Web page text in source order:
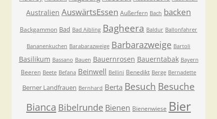
Australien AuswärtsEssen Außerfern Bach backen
Backgammon Bad Bad Aibling Bagheera Baldur Ballonfahrer
Bananenkuchen Barabarazweige Barbarazweige Bartoli
Basilikum Bassano Bauen Bauernrosen Bauerntabak Bayern
Beeren Beete Befana Beinwell Bellini Benedikt Berge Bernadette
Berner Landfrauen Bernhard Berta Besuch Besuche
Bianca Bibelrunde Bienen Bienenwiese Bier